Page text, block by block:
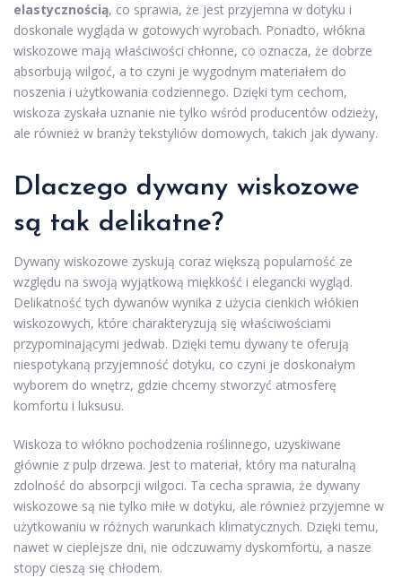
elastycznością, co sprawia, że jest przyjemna w dotyku i
doskonale wygląda w gotowych wyrobach. Ponadto, włókna
wiskozowe mają właściwości chłonne, co oznacza, że dobrze
absorbują wilgoć, a to czyni je wygodnym materiałem do
noszenia i użytkowania codziennego. Dzięki tym cechom,
wiskoza zyskała uznanie nie tylko wśród producentów odzieży,
ale również w branży tekstyliów domowych, takich jak dywany.
Dlaczego dywany wiskozowe
są tak delikatne?
Dywany wiskozowe zyskują coraz większą popularność ze
względu na swoją wyjątkową miękkość i elegancki wygląd.
Delikatność tych dywanów wynika z użycia cienkich włókien
wiskozowych, które charakteryzują się właściwościami
przypominającymi jedwab. Dzięki temu dywany te oferują
niespotykaną przyjemność dotyku, co czyni je doskonałym
wyborem do wnętrz, gdzie chcemy stworzyć atmosferę
komfortu i luksusu.
Wiskoza to włókno pochodzenia roślinnego, uzyskiwane
głównie z pulp drzewa. Jest to materiał, który ma naturalną
zdolność do absorpcji wilgoci. Ta cecha sprawia, że dywany
wiskozowe są nie tylko miłe w dotyku, ale również przyjemne w
użytkowaniu w różnych warunkach klimatycznych. Dzięki temu,
nawet w cieplejsze dni, nie odczuwamy dyskomfortu, a nasze
stopy cieszą się chłodem.